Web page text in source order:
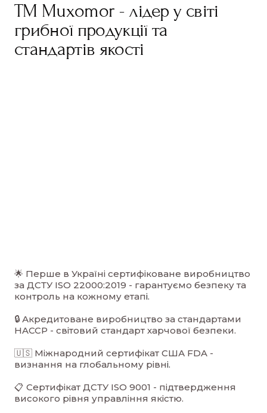
TM Muxomor - лідер у світі
грибної продукції та
стандартів якості
🌟 Перше в Україні сертифіковане виробництво
за ДСТУ ISO 22000:2019 - гарантуємо безпеку та
контроль на кожному етапі.
🔒 Акредитоване виробництво за стандартами
HACCP - світовий стандарт харчової безпеки.
🇺🇸 Міжнародний сертифікат США FDA -
визнання на глобальному рівні.
📋 Сертифікат ДСТУ ISO 9001 - підтвердження
високого рівня управління якістю.